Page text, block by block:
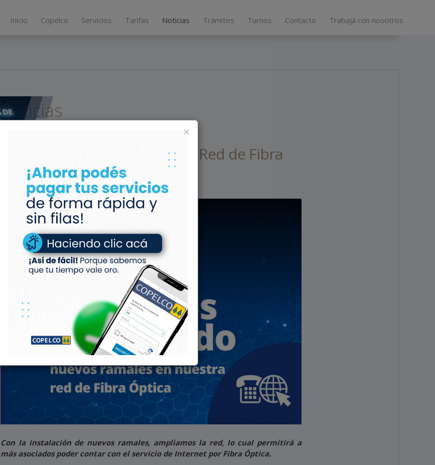
×
Inicio Copelco Servicios Tarifas Noticias Trámites Turnos Contacto Trabajá con nosotros
Noticias
Seguimos ampliando nuestra Red de Fibra
Óptica
Con la instalación de nuevos ramales, ampliamos la red, lo cual permitirá a
más asociados poder contar con el servicio de Internet por Fibra Óptica.